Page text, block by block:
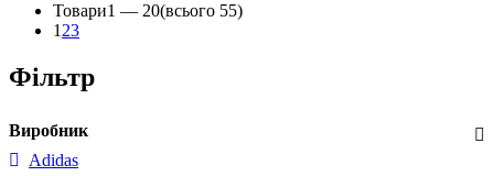
Товари1 — 20(всього 55)
1 23
Фільтр
Виробник
Adidas